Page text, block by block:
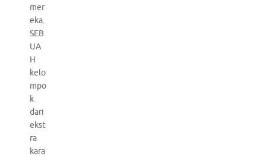
mer
eka.
SEB
UA
H
kelo
mpo
k
dari
ekst
ra
kara